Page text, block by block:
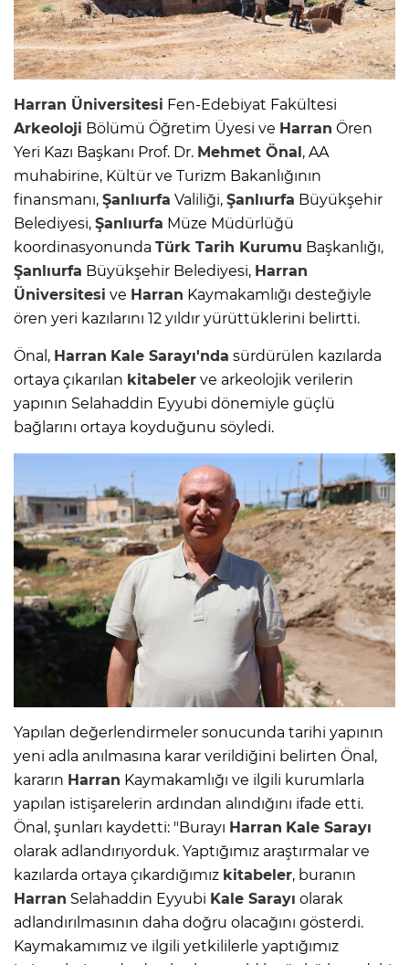
Harran Üniversitesi Fen-Edebiyat Fakültesi
Arkeoloji Bölümü Öğretim Üyesi ve Harran Ören
Yeri Kazı Başkanı Prof. Dr. Mehmet Önal, AA
muhabirine, Kültür ve Turizm Bakanlığının
finansmanı, Şanlıurfa Valiliği, Şanlıurfa Büyükşehir
Belediyesi, Şanlıurfa Müze Müdürlüğü
koordinasyonunda Türk Tarih Kurumu Başkanlığı,
Şanlıurfa Büyükşehir Belediyesi, Harran
Üniversitesi ve Harran Kaymakamlığı desteğiyle
ören yeri kazılarını 12 yıldır yürüttüklerini belirtti.
Önal, Harran Kale Sarayı'nda sürdürülen kazılarda
ortaya çıkarılan kitabeler ve arkeolojik verilerin
yapının Selahaddin Eyyubi dönemiyle güçlü
bağlarını ortaya koyduğunu söyledi.
Yapılan değerlendirmeler sonucunda tarihi yapının
yeni adla anılmasına karar verildiğini belirten Önal,
kararın Harran Kaymakamlığı ve ilgili kurumlarla
yapılan istişarelerin ardından alındığını ifade etti.
Önal, şunları kaydetti: "Burayı Harran Kale Sarayı
olarak adlandırıyorduk. Yaptığımız araştırmalar ve
kazılarda ortaya çıkardığımız kitabeler, buranın
Harran Selahaddin Eyyubi Kale Sarayı olarak
adlandırılmasının daha doğru olacağını gösterdi.
Kaymakamımız ve ilgili yetkililerle yaptığımız